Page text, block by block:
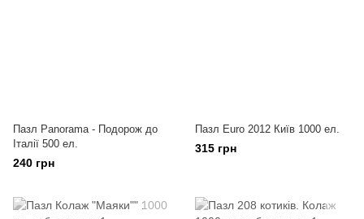
Пазл Panorama - Подорож до
Італії 500 ел.
240 грн
Пазл Euro 2012 Київ 1000 ел.
315 грн